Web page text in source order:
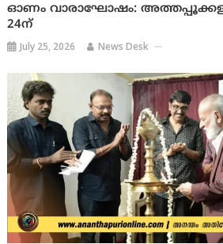
ഓണം വാരാഘോഷം: അത്തപ്പൂക്കള
24ന്
July 25, 2026 News Desk